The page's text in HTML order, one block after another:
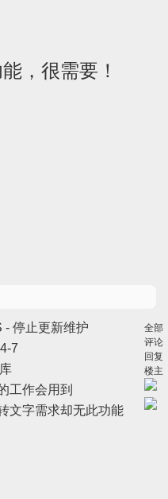
，很需要！
- 停止更新维护
7
工作会用到
文字需求却无此功能
全部
评论
回复
楼主